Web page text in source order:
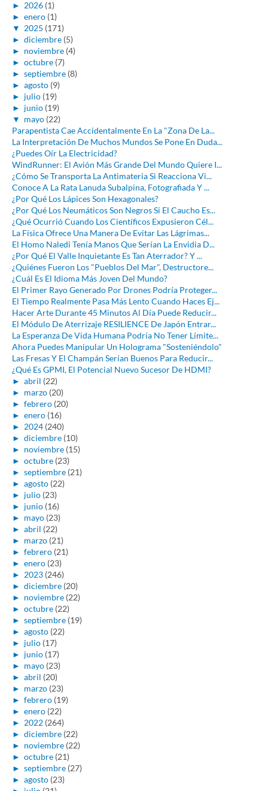
► 2026 (1)
► enero (1)
▼ 2025 (171)
► diciembre (5)
► noviembre (4)
► octubre (7)
► septiembre (8)
► agosto (9)
► julio (19)
► junio (19)
▼ mayo (22)
Parapentista Cae Accidentalmente En La "Zona De La...
La Interpretación De Muchos Mundos Se Pone En Duda...
¿Puedes Oír La Electricidad?
WindRunner: El Avión Más Grande Del Mundo Quiere I...
¿Cómo Se Transporta La Antimateria Si Reacciona Vi...
Conoce A La Rata Lanuda Subalpina, Fotografiada Y ...
¿Por Qué Los Lápices Son Hexagonales?
¿Por Qué Los Neumáticos Son Negros Si El Caucho Es...
¿Qué Ocurrió Cuando Los Científicos Expusieron Cél...
La Física Ofrece Una Manera De Evitar Las Lágrimas...
El Homo Naledi Tenía Manos Que Serían La Envidia D...
¿Por Qué El Valle Inquietante Es Tan Aterrador? Y ...
¿Quiénes Fueron Los "Pueblos Del Mar", Destructore...
¿Cuál Es El Idioma Más Joven Del Mundo?
El Primer Rayo Generado Por Drones Podría Proteger...
El Tiempo Realmente Pasa Más Lento Cuando Haces Ej...
Hacer Arte Durante 45 Minutos Al Día Puede Reducir...
El Módulo De Aterrizaje RESILIENCE De Japón Entrar...
La Esperanza De Vida Humana Podría No Tener Límite...
Ahora Puedes Manipular Un Holograma "Sosteniéndolo"
Las Fresas Y El Champán Serían Buenos Para Reducir...
¿Qué Es GPMI, El Potencial Nuevo Sucesor De HDMI?
► abril (22)
► marzo (20)
► febrero (20)
► enero (16)
► 2024 (240)
► diciembre (10)
► noviembre (15)
► octubre (23)
► septiembre (21)
► agosto (22)
► julio (23)
► junio (16)
► mayo (23)
► abril (22)
► marzo (21)
► febrero (21)
► enero (23)
► 2023 (246)
► diciembre (20)
► noviembre (22)
► octubre (22)
► septiembre (19)
► agosto (22)
► julio (17)
► junio (17)
► mayo (23)
► abril (20)
► marzo (23)
► febrero (19)
► enero (22)
► 2022 (264)
► diciembre (22)
► noviembre (22)
► octubre (21)
► septiembre (27)
► agosto (23)